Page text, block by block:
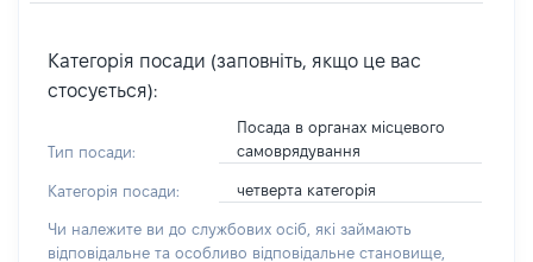
Категорія посади (заповніть, якщо це вас
стосується):
Тип посади:
Посада в органах місцевого
самоврядування
Категорія посади: четверта категорія
Чи належите ви до службових осіб, які займають
відповідальне та особливо відповідальне становище,